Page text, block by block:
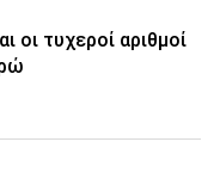
οι τυχεροί αριθμοί